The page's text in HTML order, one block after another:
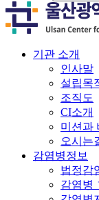
기관 소개
인사말
설립목
조직도
CI소개
미션과
오시는
감염병정보
법정감
감염병